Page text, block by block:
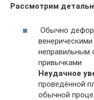
Рассмотрим
Обычно
неправильным
привычками
Неудачное
проведённой
обычной